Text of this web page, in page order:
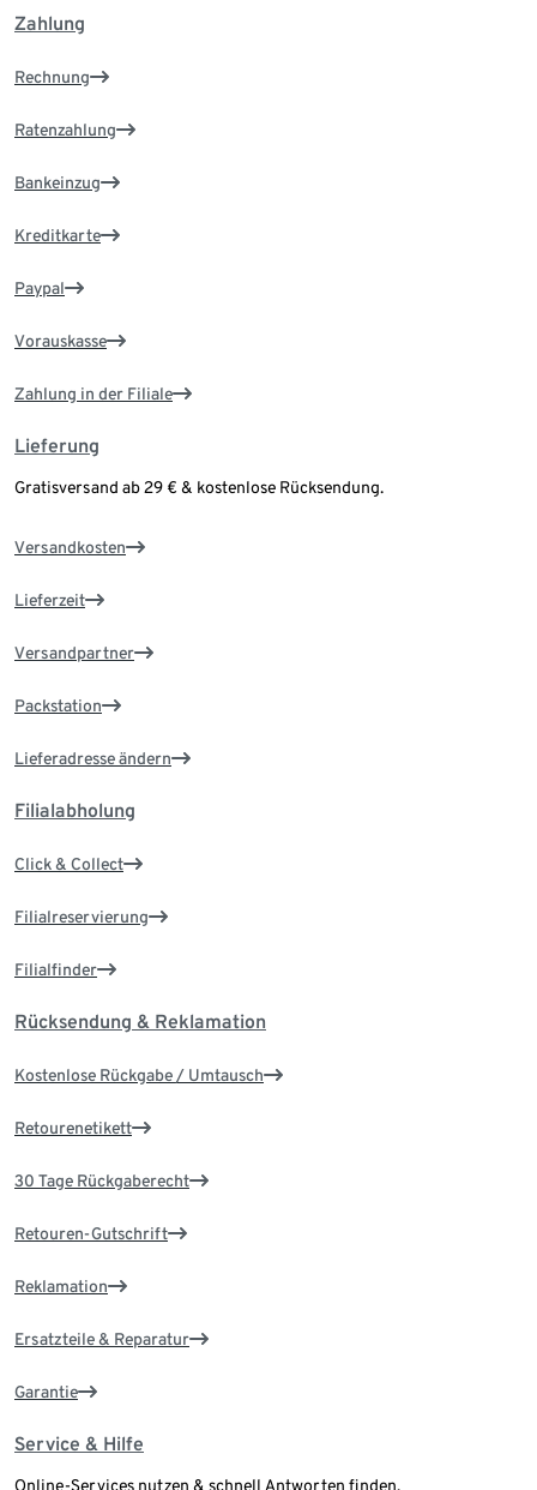
Zahlung
Rechnung
Ratenzahlung
Bankeinzug
Kreditkarte
Paypal
Vorauskasse
Zahlung in der Filiale
Lieferung
Gratisversand ab 29 € & kostenlose Rücksendung.
Versandkosten
Lieferzeit
Versandpartner
Packstation
Lieferadresse ändern
Filialabholung
Click & Collect
Filialreservierung
Filialfinder
Rücksendung & Reklamation
Kostenlose Rückgabe / Umtausch
Retourenetikett
30 Tage Rückgaberecht
Retouren-Gutschrift
Reklamation
Ersatzteile & Reparatur
Garantie
Service & Hilfe
Online-Services nutzen & schnell Antworten finden.